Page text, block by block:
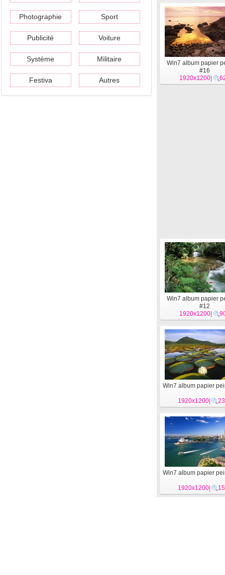
Photographie Sport
Publicité Voiture
Système Militaire
Festiva Autres
Win7 album papier
#16
1920x1200
Win7 album papier
#12
1920x1200
Win7 album papier
1920x1200
Win7 album papier
1920x1200